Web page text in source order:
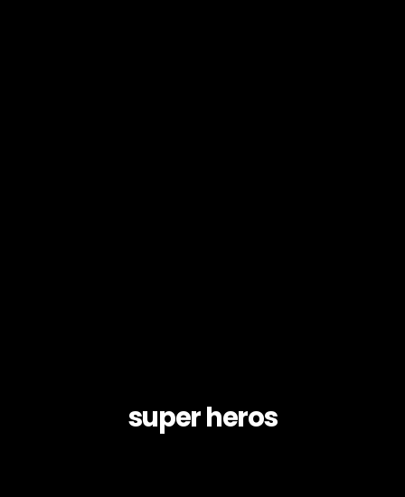
super heros